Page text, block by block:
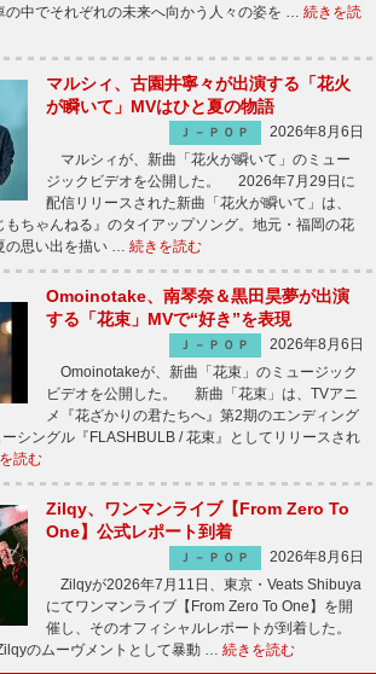
の中でそれぞれの未来へ向かう人々の姿を … 続きを読
マルシィ、古園井寧々が出演する「花火
が瞬いて」MVはひと夏の物語
Ｊ－ＰＯＰ
2026年8月6日
マルシィが、新曲「花火が瞬いて」のミュー
ジックビデオを公開した。 2026年7月29日に
配信リリースされた新曲「花火が瞬いて」は、
もちゃんねる』のタイアップソング。地元・福岡の花
の思い出を描い … 続きを読む
Omoinotake、南琴奈＆黒田昊夢が出演
する「花束」MVで“好き”を表現
Ｊ－ＰＯＰ
2026年8月6日
Omoinotakeが、新曲「花束」のミュージック
ビデオを公開した。 新曲「花束」は、TVアニ
メ『花ざかりの君たちへ』第2期のエンディング
シングル『FLASHBULB / 花束』としてリリースされ
読む
Zilqy、ワンマンライブ【From Zero To
One】公式レポート到着
Ｊ－ＰＯＰ
2026年8月6日
Zilqyが2026年7月11日、東京・Veats Shibuya
にてワンマンライブ【From Zero To One】を開
催し、そのオフィシャルレポートが到着した。
のムーヴメントとして暴動 … 続きを読む